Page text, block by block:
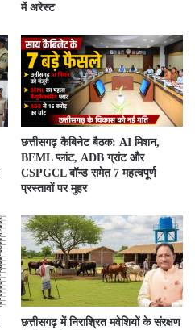
में अरेस्ट
छत्तीसगढ़ कैबिनेट बैठक: AI मिशन,
BEML प्लांट, ADB ग्रांट और
CSPGCL बॉन्ड समेत 7 महत्वपूर्ण
प्रस्तावों पर मुहर
छत्तीसगढ़ में निराश्रित मवेशियों के संरक्षण